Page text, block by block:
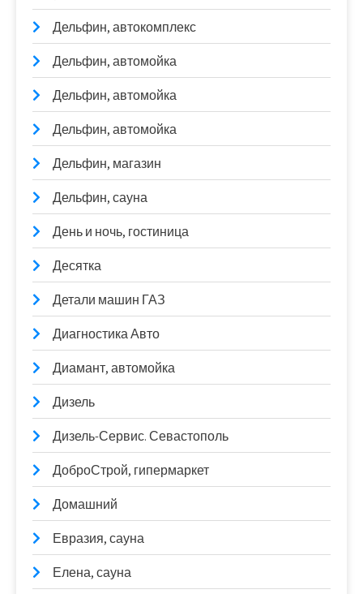
Дельфин, автокомплекс
Дельфин, автомойка
Дельфин, автомойка
Дельфин, автомойка
Дельфин, магазин
Дельфин, сауна
День и ночь, гостиница
Десятка
Детали машин ГАЗ
Диагностика Авто
Диамант, автомойка
Дизель
Дизель-Сервис. Севастополь
ДоброСтрой, гипермаркет
Домашний
Евразия, сауна
Елена, сауна